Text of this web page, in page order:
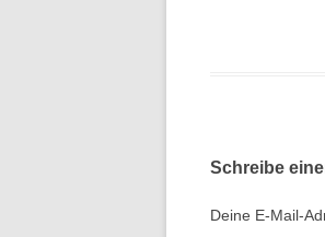
Schreibe
Deine E-Mail-